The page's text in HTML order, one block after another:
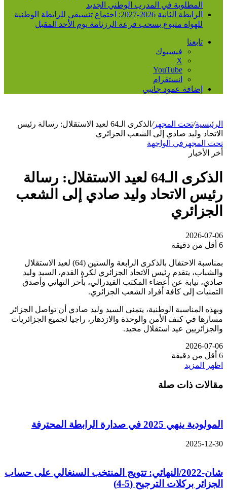
المطلوبة في المدرب الوطني الجديد
الرابطة الثانية 2026-2027: اجتماع تنسيقي للرابطة الوطنية
للهواة متبوع بسحب قرعة الرزنامة يوم الأحد المقبل
تابعنا
فيسبوك
‫X
‫YouTube
انستقرام
إضافة عمود جانبي
الرئيسية/تحت المجهر/
الذكرى الـ64 لعيد الاستقلال: رسالة رئيس
الاتحاد وليد صادي إلى الشعب الجزائري
تحت المجهر في الواجهة
أخر الأخبار
الذكرى الـ64 لعيد الاستقلال: رسالة
رئيس الاتحاد وليد صادي إلى الشعب
الجزائري
2026-07-06
6 أقل من دقيقة
بمناسبة الاحتفال بالذكرى الرابعة والستين (64) لعيد الاستقلال
والشباب، يتقدم رئيس الاتحاد الجزائري لكرة القدم، السيد وليد
صادي، نيابة عن أعضاء المكتب الفيدرالي، بأحر التهاني وأصدق
التمنيات إلى كافة أفراد الشعب الجزائري.
وبهذه المناسبة الوطنية، يتمنى السيد وليد صادي أن تواصل الجزائر
مسارها في كنف الأمن والوحدة والازدهار، راجيا لجميع الجزائريات
والجزائريين عيد استقلال مجيد.
2026-07-06
6 أقل من دقيقة
اظهر المزيد
مقالات ذات صلة
المولودية ينهي 2025 في صدارة الرابطة المحترفة
2025-12-30
شان-2022/النهائي: تتويج المنتخب السنغالي على حساب
الجزائر بركلات الترجيح (5-4)